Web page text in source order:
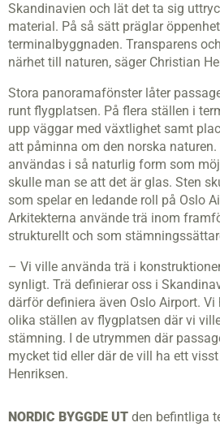
Skandinavien och lät det ta sig
material. På så sätt präglar
terminalbyggnaden. Transparens
närhet till naturen, säger Christian
Stora panoramafönster låter
runt flygplatsen. På flera ställen i
upp väggar med växtlighet samt
att påminna om den norska
användas i så naturlig form som
skulle man se att det är glas. Sten
som spelar en ledande roll på Oslo
Arkitekterna använde trä inom
strukturellt och som
– Vi ville använda trä i
synligt. Trä definierar oss i
därför definiera även Oslo Airport.
olika ställen av flygplatsen där vi
stämning. I de utrymmen där
mycket tid eller där de vill ha ett
Henriksen.
NORDIC BYGGDE UT den befintliga